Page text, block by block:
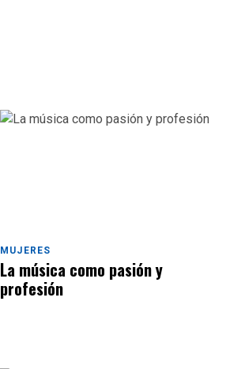
MUJERES
La música como pasión y
profesión